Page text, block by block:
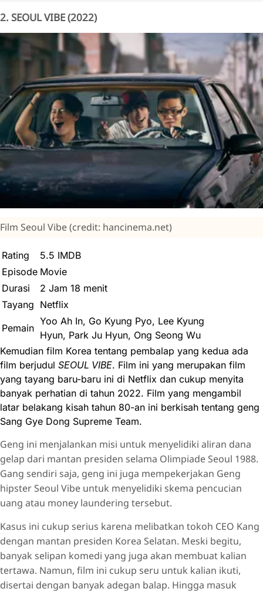
2. SEOUL VIBE (2022)
Film Seoul Vibe (credit: hancinema.net)
Rating
5.5 IMDB
Episode Movie
Durasi
2 Jam 18 menit
Tayang Netflix
Pemain
Yoo Ah In, Go Kyung Pyo, Lee Kyung
Hyun, Park Ju Hyun, Ong Seong Wu
Kemudian film Korea tentang pembalap yang kedua ada
film berjudul SEOUL VIBE. Film ini yang merupakan film
yang tayang baru-baru ini di Netflix dan cukup menyita
banyak perhatian di tahun 2022. Film yang mengambil
latar belakang kisah tahun 80-an ini berkisah tentang geng
Sang Gye Dong Supreme Team.
Geng ini menjalankan misi untuk menyelidiki aliran dana
gelap dari mantan presiden selama Olimpiade Seoul 1988.
Gang sendiri saja, geng ini juga mempekerjakan Geng
hipster Seoul Vibe untuk menyelidiki skema pencucian
uang atau money laundering tersebut.
Kasus ini cukup serius karena melibatkan tokoh CEO Kang
dengan mantan presiden Korea Selatan. Meski begitu,
banyak selipan komedi yang juga akan membuat kalian
tertawa. Namun, film ini cukup seru untuk kalian ikuti,
disertai dengan banyak adegan balap. Hingga masuk